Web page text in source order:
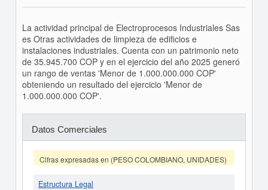
La actividad principal de Electroprocesos Industriales Sas
es Otras actividades de limpieza de edificios e
instalaciones industriales. Cuenta con un patrimonio neto
de 35.945.700 COP y en el ejercicio del año 2025 generó
un rango de ventas 'Menor de 1.000.000.000 COP'
obteniendo un resultado del ejercicio 'Menor de
1.000.000.000 COP'.
Datos Comerciales
Cifras expresadas en (PESO COLOMBIANO, UNIDADES)
Estructura Legal